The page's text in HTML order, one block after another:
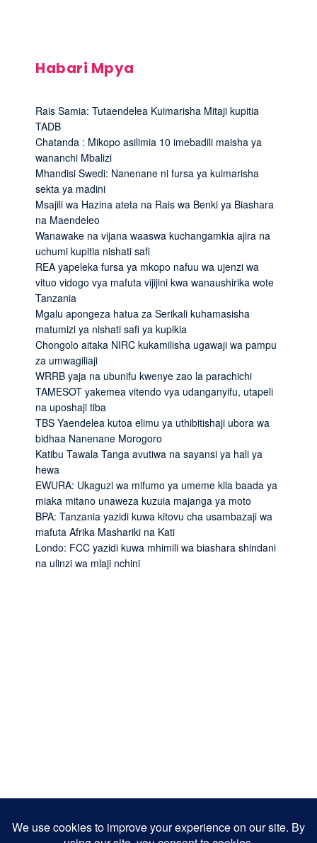
Habari Mpya
Rais Samia: Tutaendelea Kuimarisha Mitaji kupitia
TADB
Chatanda : Mikopo asilimia 10 imebadili maisha ya
wananchi Mbalizi
Mhandisi Swedi: Nanenane ni fursa ya kuimarisha
sekta ya madini
Msajili wa Hazina ateta na Rais wa Benki ya Biashara
na Maendeleo
Wanawake na vijana waaswa kuchangamkia ajira na
uchumi kupitia nishati safi
REA yapeleka fursa ya mkopo nafuu wa ujenzi wa
vituo vidogo vya mafuta vijijini kwa wanaushirika wote
Tanzania
Mgalu apongeza hatua za Serikali kuhamasisha
matumizi ya nishati safi ya kupikia
Chongolo aitaka NIRC kukamilisha ugawaji wa pampu
za umwagiliaji
WRRB yaja na ubunifu kwenye zao la parachichi
TAMESOT yakemea vitendo vya udanganyifu, utapeli
na uposhaji tiba
TBS Yaendelea kutoa elimu ya uthibitishaji ubora wa
bidhaa Nanenane Morogoro
Katibu Tawala Tanga avutiwa na sayansi ya hali ya
hewa
EWURA: Ukaguzi wa mifumo ya umeme kila baada ya
miaka mitano unaweza kuzuia majanga ya moto
BPA: Tanzania yazidi kuwa kitovu cha usambazaji wa
mafuta Afrika Mashariki na Kati
Londo: FCC yazidi kuwa mhimili wa biashara shindani
na ulinzi wa mlaji nchini